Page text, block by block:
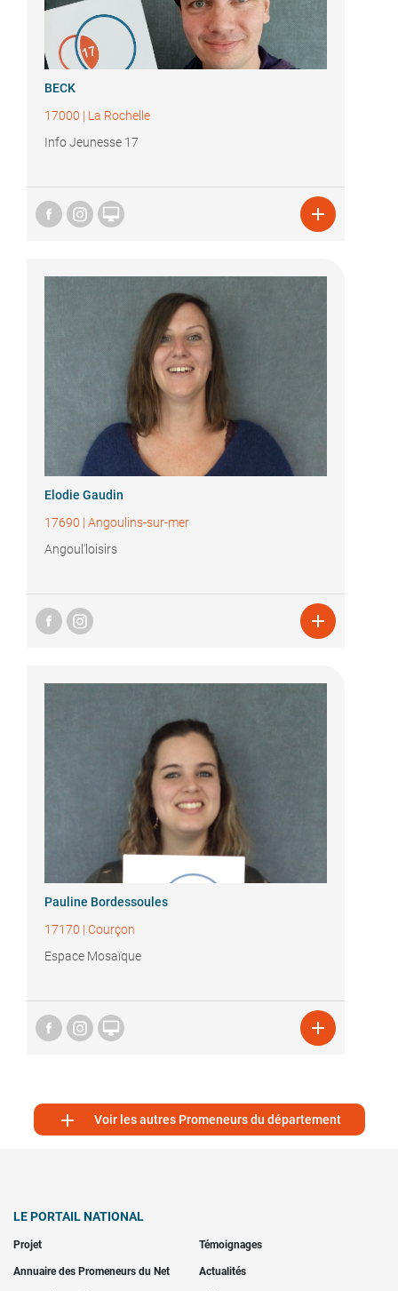
BECK
17000 | La Rochelle
Info Jeunesse 17
 
Elodie Gaudin
17690 | Angoulins-sur-mer
Angoul'loisirs

Pauline Bordessoules
17170 | Courçon
Espace Mosaïque
 
 Voir les autres Promeneurs du département
LE PORTAIL NATIONAL
Projet Témoignages
Annuaire des Promeneurs du Net Actualités